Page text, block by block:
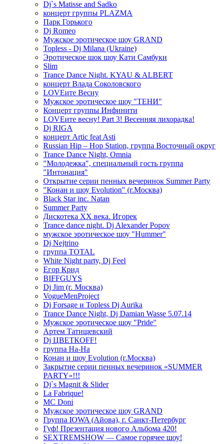
Dj`s Matisse and Sadko
концерт группы PLAZMA
Парк Горького
Dj Romeo
Мужское эротическое шоу GRAND
Topless - Dj Milana (Ukraine)
Эротическое шок шоу Кати Самбуки
Slim
Trance Dance Night. KYAU & ALBERT
концерт Влада Соколовского
LOVEите Весну
Мужское эротическое шоу "ТЕНИ"
Концерт группы Инфинити
LOVEите весну! Part 3! Весенняя лихорадка!
Dj RIGA
концерт Artic feat Asti
Russian Hip – Hop Station, группа Восточный округ
Trance Dance Night, Omnia
"Молодежка", специальный гость группа
"Интонация"
Открытие серии пенных вечеринок Summer Party
"Конан и шоу Evolution" (г.Москва)
Black Star inc. Natan
Summer Party
Дискотека ХХ века. Игорек
Trance dance night. Dj Alexander Popov
мужское эротическое шоу "Hummer"
Dj Nejtrino
группа TOTAL
White Night party, Dj Feel
Егор Крид
BIFFGUYS
Dj Jim (г. Москва)
VogueMenProject
Dj Forsage и Topless Dj Aurika
Trance Dance Night, Dj Damian Wasse 5.07.14
Мужское эротическое шоу "Pride"
Артем Татищевский
Dj ЦВЕТКOFF!
группа На-На
Конан и шоу Evolution (г.Москва)
Закрытие серии пенных вечеринок «SUMMER
PARTY»!!!
Dj`s Magnit & Slider
La Fabrique!
MC Doni
Мужское эротическое шоу GRAND
Группа IOWA (Айова), г. Санкт-Петербург
Гуф! Презентация нового Альбома 420!
SEXTREMSHOW — Самое горячее шоу!